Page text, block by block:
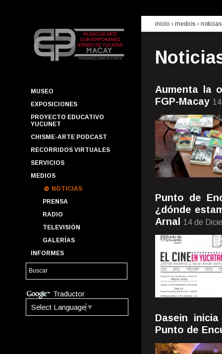
MUSEO
EXPOSICIONES
PROYECTO EDUCATIVO
YUCUNET
CHISME-ARTE PODCAST
RECORRIDOS VIRTUALES
SERVICIOS
MEDIOS
NOTICIAS
PRENSA
RADIO
TELEVISIÓN
GALERÍAS
INFORMES
Traductor
Select Language ▼
inicio › medios › noticias
Aumenta la
FGP-Macay
Punto de
¿dónde
Arnal
14 de
Dasein
Punto de